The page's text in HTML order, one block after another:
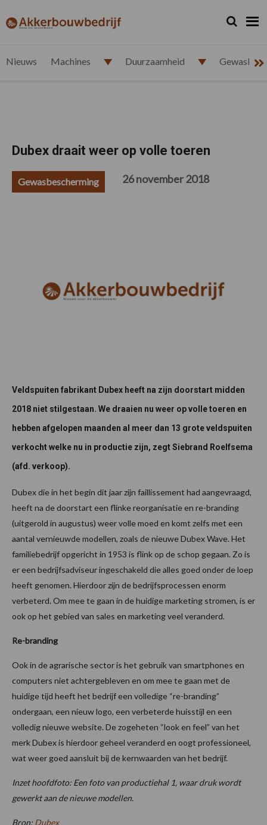
de
de
de
de
akkerbouwbedrijf.nl Zoeken...
Zoek
Nieuws Machines Duurzaamheid
Dubex draait weer op volle toeren
Gewasbescherming 26 november 2018
Veldspuiten fabrikant Dubex heeft na zijn doorstart midden
2018 niet stilgestaan. We draaien nu weer op volle toeren en
hebben afgelopen maanden al meer dan 13 grote veldspuiten
verkocht welke nu in productie zijn, zegt Siebrand Roelfsema
(afd. verkoop).
Dubex die in het begin dit jaar zijn faillissement had aangevraagd,
heeft na de doorstart een flinke reorganisatie en re-branding
(uitgerold in augustus) weer volle moed en komt zelfs met een
aantal vernieuwde modellen, zoals de nieuwe Dubex Wave. Het
familiebedrijf opgericht in 1953 is flink op de schop gegaan. Zo is
er een bedrijfsadviseur ingeschakeld die alles goed onder de loep
heeft genomen. Hierdoor zijn de bedrijfsprocessen enorm
verbeterd. Om mee te gaan in de huidige marketing stromen, is er
ook op het gebied van sales en marketing veel veranderd.
Re-branding
Ook in de agrarische sector is het gebruik van smartphones en
computers niet achtergebleven en om mee te gaan met de
huidige tijd heeft het bedrijf een volledige “re-branding”
ondergaan, een nieuw logo, een verbeterde huisstijl en een
volledig nieuwe website. De zogeheten “look en feel” van het
merk Dubex is hierdoor geheel veranderd en oogt professioneel,
wat weer goed aansluit bij de kernwaarden van het bedrijf.
Inzet hoofdfoto: Een foto van productiehal 1, waar druk wordt
gewerkt aan de nieuwe modellen.
Bron: Dubex